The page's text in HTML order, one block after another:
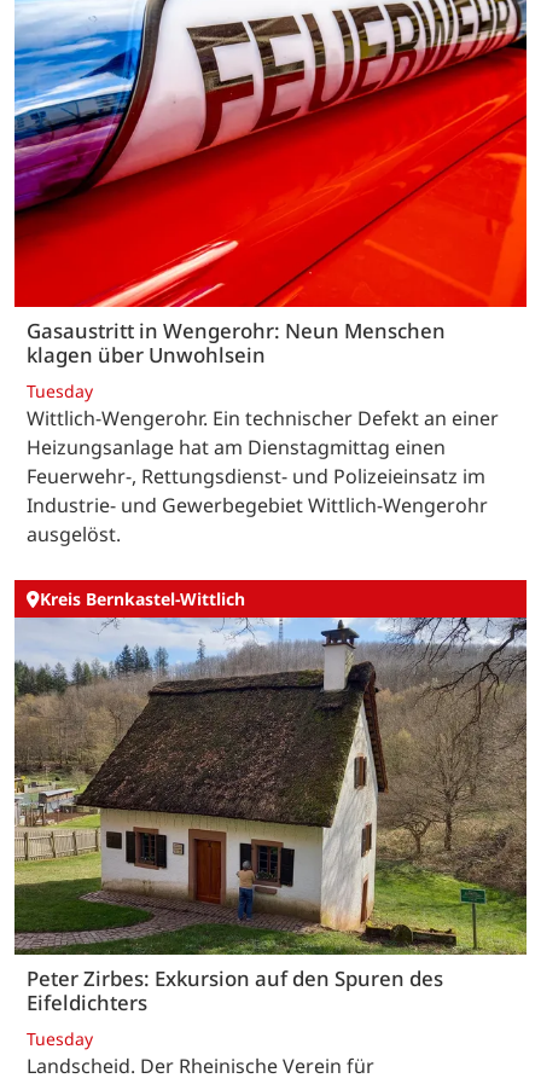
Gasaustritt in Wengerohr: Neun Menschen
klagen über Unwohlsein
Tuesday
Wittlich-Wengerohr. Ein technischer Defekt an einer
Heizungsanlage hat am Dienstagmittag einen
Feuerwehr-, Rettungsdienst- und Polizeieinsatz im
Industrie- und Gewerbegebiet Wittlich-Wengerohr
ausgelöst.
Kreis Bernkastel-Wittlich
Peter Zirbes: Exkursion auf den Spuren des
Eifeldichters
Tuesday
Landscheid. Der Rheinische Verein für